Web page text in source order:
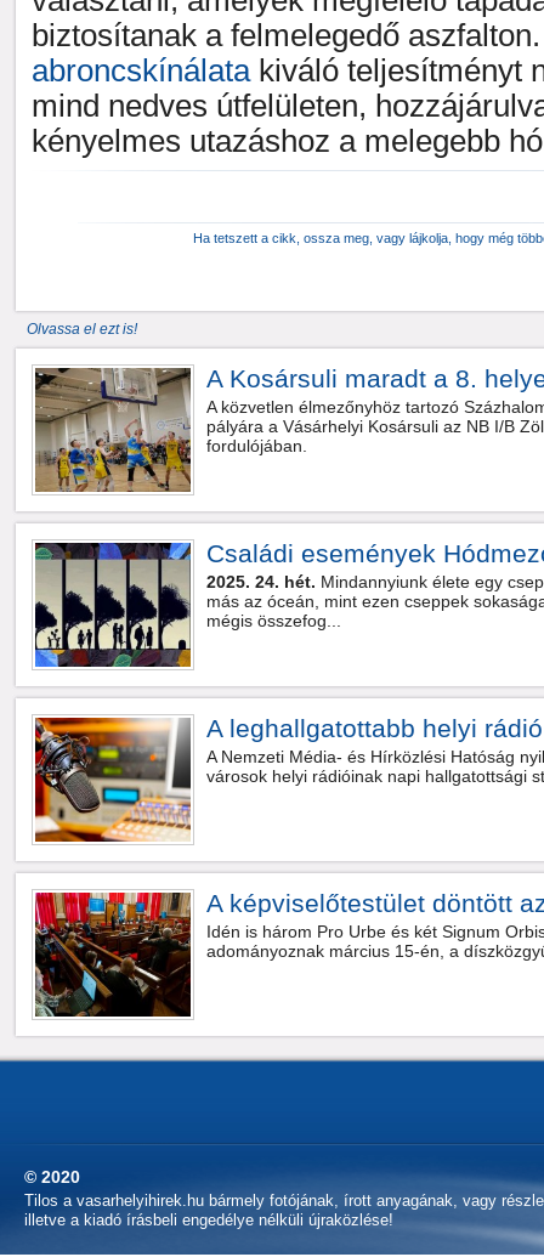
biztosítanak a felmelegedő
abroncskínálata kiváló teljesítményt
mind nedves útfelületen,
kényelmes utazáshoz a melegebb
Ha tetszett a cikk, ossza meg, vagy lájkolja, hogy még
Olvassa el ezt is!
A Kosársuli maradt a 8.
A közvetlen élmezőnyhöz tartozó
pályára a Vásárhelyi Kosársuli az NB I/B
fordulójában.
Családi események
2025. 24. hét. Mindannyiunk élete egy
más az óceán, mint ezen cseppek
mégis összefog...
A leghallgatottabb helyi
A Nemzeti Média- és Hírközlési Hatóság
városok helyi rádióinak napi hallgatottsági
A képviselőtestület döntött
Idén is három Pro Urbe és két Signum
adományoznak március 15-én, a
© 2020
Tilos a vasarhelyihirek.hu bármely fotójának, írott anyagának, vagy
illetve a kiadó írásbeli engedélye nélküli újraközlése!